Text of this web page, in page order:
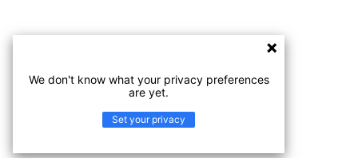
We don't know what your privacy preferences
are yet.
Set your privacy